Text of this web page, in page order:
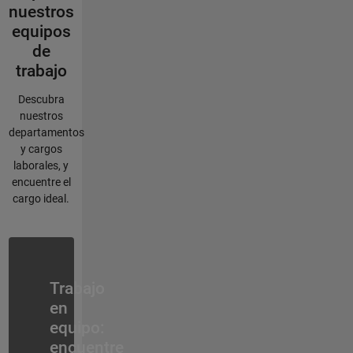
nuestros
equipos
de
trabajo
Descubra
nuestros
departamentos
y cargos
laborales, y
encuentre el
cargo ideal.
Trabajo
en
equipo:
encuentre